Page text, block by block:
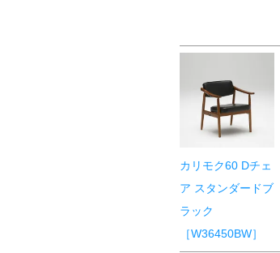
カリモク60 Dチェ
ア スタンダードブ
ラック
［W36450BW］